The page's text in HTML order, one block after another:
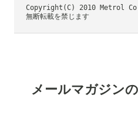
Copyright(C) 2010
無断転載を禁じます
メールマガジン